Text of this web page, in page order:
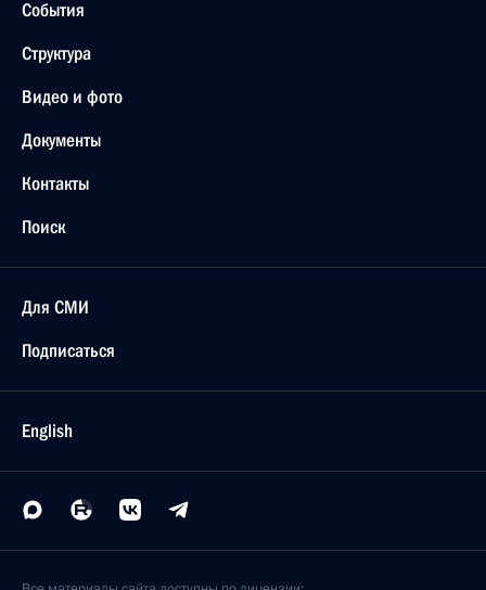
События
Структура
Видео и фото
Документы
Контакты
Поиск
Для СМИ
Подписаться
English